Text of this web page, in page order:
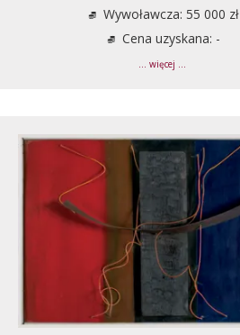
Wywoławcza: 55 000 zł
Cena uzyskana: -
... więcej ...